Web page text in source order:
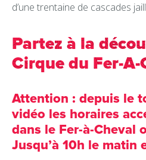
d’une trentaine de cascades
Partez à la
Cirque du Fer-A-
Attention : depuis le
vidéo les horaires
dans le Fer-à-Cheval
Jusqu’à 10h le matin